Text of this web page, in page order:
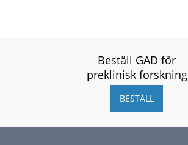
Beställ GAD för
preklinisk forskning
BESTÄLL